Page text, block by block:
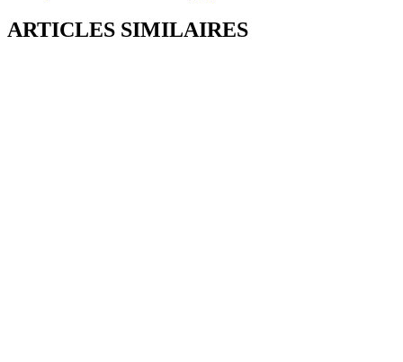
ARTICLES SIMILAIRES